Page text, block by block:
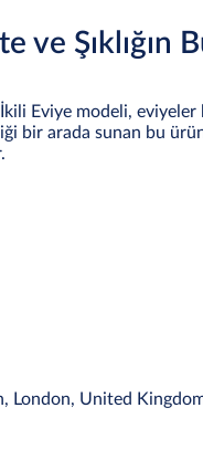
ve Şıklığın
Eviye modeli,
bir arada sunan bu
London, United